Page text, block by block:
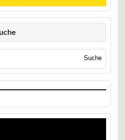
Suche